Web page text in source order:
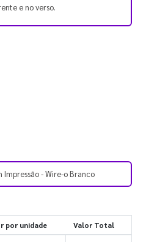
e no verso.
Impressão - Wire-o Branco
por unidade Valor Total